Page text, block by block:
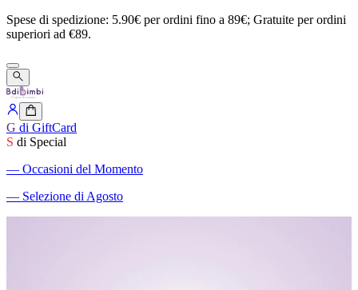
Spese di spedizione: 5.90€ perordini fino a 89€; Gratuite perordini
superiori ad €89.
G di GiftCard
S di Special
― Occasioni del Momento
― Selezione di Agosto